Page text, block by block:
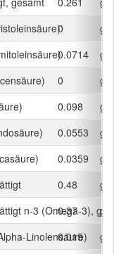
0
g
0.0714
g
0
g
0.098
g
0.0553
g
0.0359
g
0.48
g
n-3 (Omega-3), gesamt
0.37
g
Linolensäure)
0.015
g